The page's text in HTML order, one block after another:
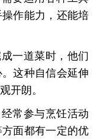
作能力，还能培
一道菜时，他们
这种自信会延伸
开朗。
常参与烹饪活动
面都有一定的优